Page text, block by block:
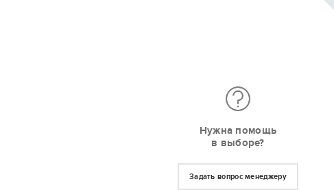
Нужна помощь
в выборе?
Задать вопрос менеджеру